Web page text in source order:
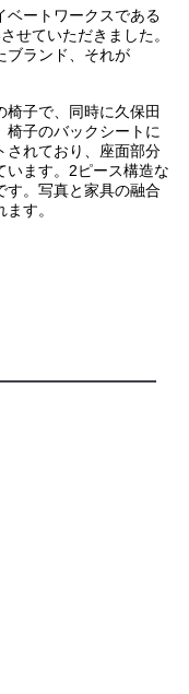
ベートワークスである
せていただきました。
ブランド、それが
子で、同時に久保田
椅子のバックシートに
されており、座面部分
います。2ピース構造な
す。写真と家具の融合
す。